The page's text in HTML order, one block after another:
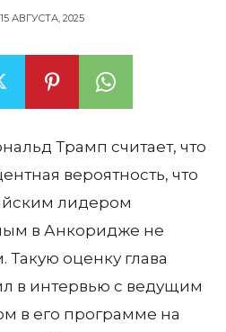
15 АВГУСТА, 2025
Трамп считает, что
вероятность, что
лидером
в Анкоридже не
Такую оценку глава
в интервью с ведущим
в его программе на